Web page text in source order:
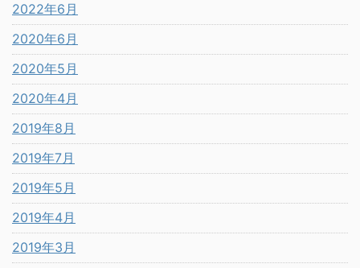
2022年6月
2020年6月
2020年5月
2020年4月
2019年8月
2019年7月
2019年5月
2019年4月
2019年3月